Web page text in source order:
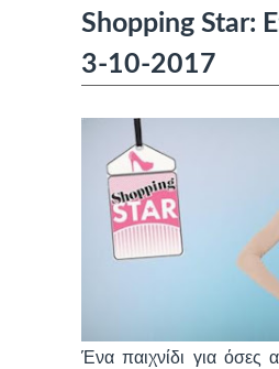
Shopping Star:
3-10-2017
Ένα παιχνίδι για όσες